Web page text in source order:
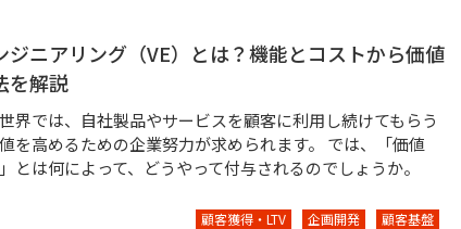
ジニアリング（VE）とは？機能とコストから価値
を解説
界では、自社製品やサービスを顧客に利用し続けてもらう
を高めるための企業努力が求められます。 では、「価値
とは何によって、どうやって付与されるのでしょうか。
顧客獲得・LTV 企画開発 顧客基盤